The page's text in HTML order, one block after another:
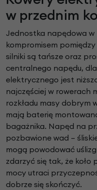
w przednim
Jednostka napędowa w
kompromisem
silniki są tańsze oraz
centralnego napędu,
elektrycznego jest
najczęściej w rowerach
rozkładu masy dobrym
mają baterię
bagażnika. Napęd na
pozbawione wad –
mogą powodować
zdarzyć się tak, że koło
mocy utraci
dobrze się skończyć.